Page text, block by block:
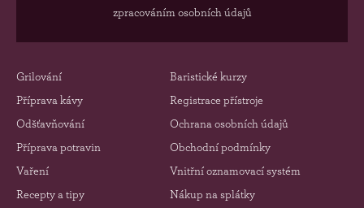
zpracováním osobních údajů
Grilování
Příprava kávy
Odšťavňování
Příprava potravin
Vaření
Recepty a tipy
Baristické kurzy
Registrace přístroje
Ochrana osobních údajů
Obchodní podmínky
Vnitřní oznamovací systém
Nákup na splátky